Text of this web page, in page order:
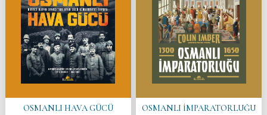
OSMANLI HAVA GÜCÜ
OSMANLI İMPARATORLUĞU